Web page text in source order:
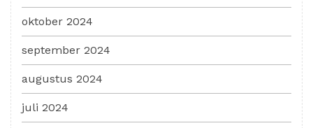
oktober 2024
september 2024
augustus 2024
juli 2024